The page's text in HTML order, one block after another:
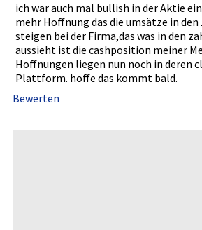
ich war auch mal bullish in der Aktie
mehr Hoffnung das die umsätze in
steigen bei der Firma,das was in den
aussieht ist die cashpositi­on meiner
Hoffnungen­ liegen nun noch in deren
Plattform.­ hoffe das kommt bald.
Bewerten